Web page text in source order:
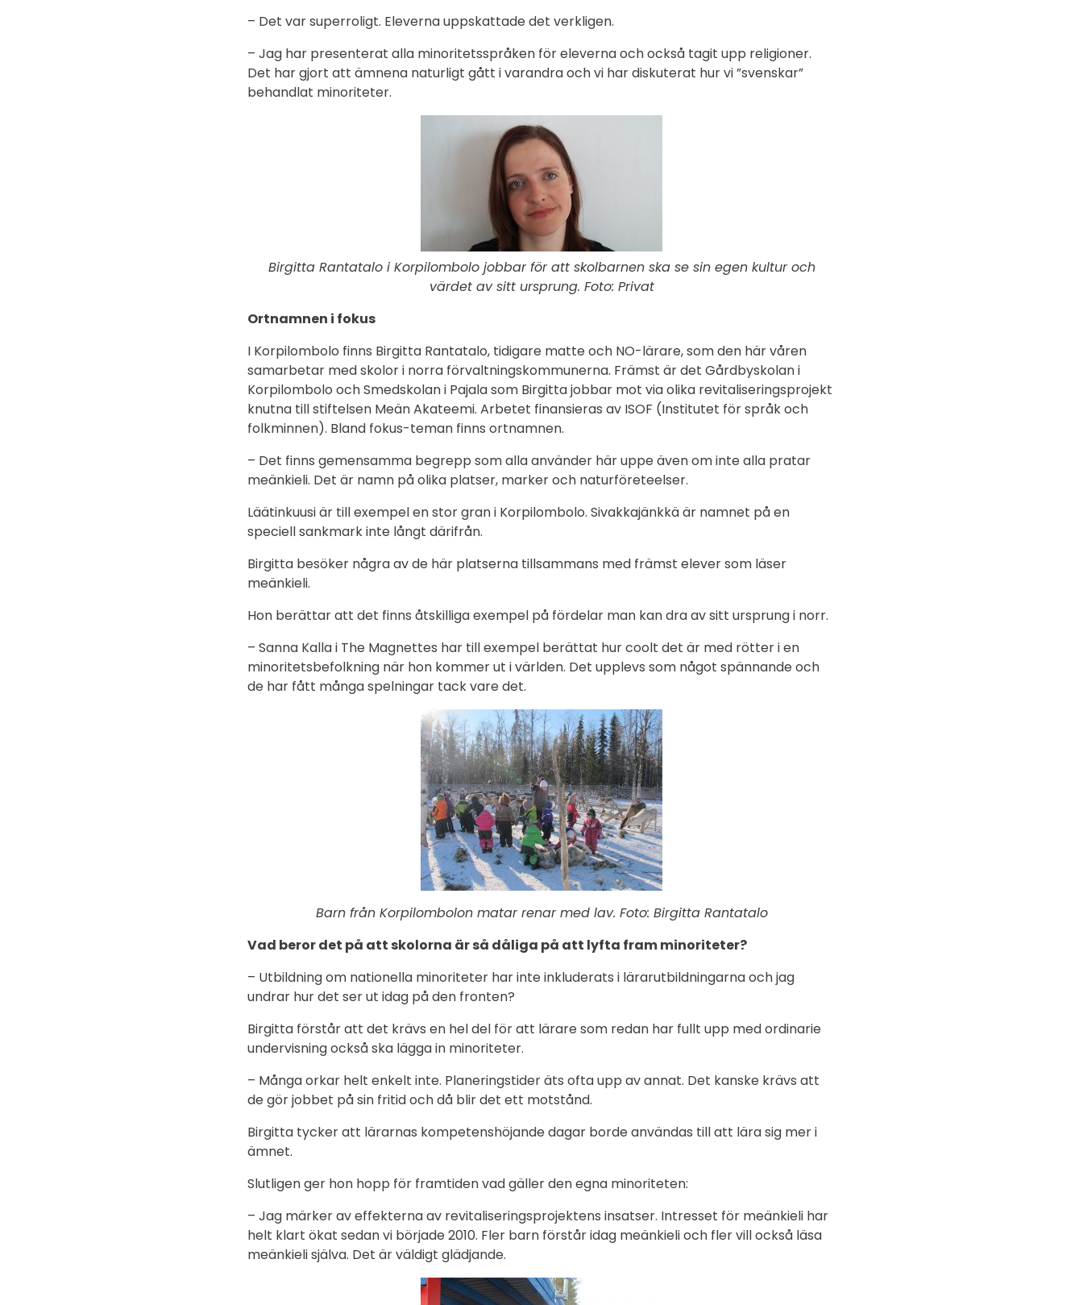
– Det var superroligt. Eleverna uppskattade det verkligen.
– Jag har presenterat alla minoritetsspråken för eleverna och också tagit upp religioner.
Det har gjort att ämnena naturligt gått i varandra och vi har diskuterat hur vi ”svenskar”
behandlat minoriteter.
Birgitta Rantatalo i Korpilombolo jobbar för att skolbarnen ska se sin egen kultur och
värdet av sitt ursprung. Foto: Privat
Ortnamnen i fokus
I Korpilombolo finns Birgitta Rantatalo, tidigare matte och NO-lärare, som den här våren
samarbetar med skolor i norra förvaltningskommunerna. Främst är det Gårdbyskolan i
Korpilombolo och Smedskolan i Pajala som Birgitta jobbar mot via olika revitaliseringsprojekt
knutna till stiftelsen Meän Akateemi. Arbetet finansieras av ISOF (Institutet för språk och
folkminnen). Bland fokus-teman finns ortnamnen.
– Det finns gemensamma begrepp som alla använder här uppe även om inte alla pratar
meänkieli. Det är namn på olika platser, marker och naturföreteelser.
Läätinkuusi är till exempel en stor gran i Korpilombolo. Sivakkajänkkä är namnet på en
speciell sankmark inte långt därifrån.
Birgitta besöker några av de här platserna tillsammans med främst elever som läser
meänkieli.
Hon berättar att det finns åtskilliga exempel på fördelar man kan dra av sitt ursprung i norr.
– Sanna Kalla i The Magnettes har till exempel berättat hur coolt det är med rötter i en
minoritetsbefolkning när hon kommer ut i världen. Det upplevs som något spännande och
de har fått många spelningar tack vare det.
Barn från Korpilombolon matar renar med lav. Foto: Birgitta Rantatalo
Vad beror det på att skolorna är så dåliga på att lyfta fram minoriteter?
– Utbildning om nationella minoriteter har inte inkluderats i lärarutbildningarna och jag
undrar hur det ser ut idag på den fronten?
Birgitta förstår att det krävs en hel del för att lärare som redan har fullt upp med ordinarie
undervisning också ska lägga in minoriteter.
– Många orkar helt enkelt inte. Planeringstider äts ofta upp av annat. Det kanske krävs att
de gör jobbet på sin fritid och då blir det ett motstånd.
Birgitta tycker att lärarnas kompetenshöjande dagar borde användas till att lära sig mer i
ämnet.
Slutligen ger hon hopp för framtiden vad gäller den egna minoriteten:
– Jag märker av effekterna av revitaliseringsprojektens insatser. Intresset för meänkieli har
helt klart ökat sedan vi började 2010. Fler barn förstår idag meänkieli och fler vill också läsa
meänkieli själva. Det är väldigt glädjande.